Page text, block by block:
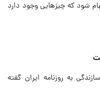
شود که چیز‌هایی وجود دارد
به روزنامه ایران گفته